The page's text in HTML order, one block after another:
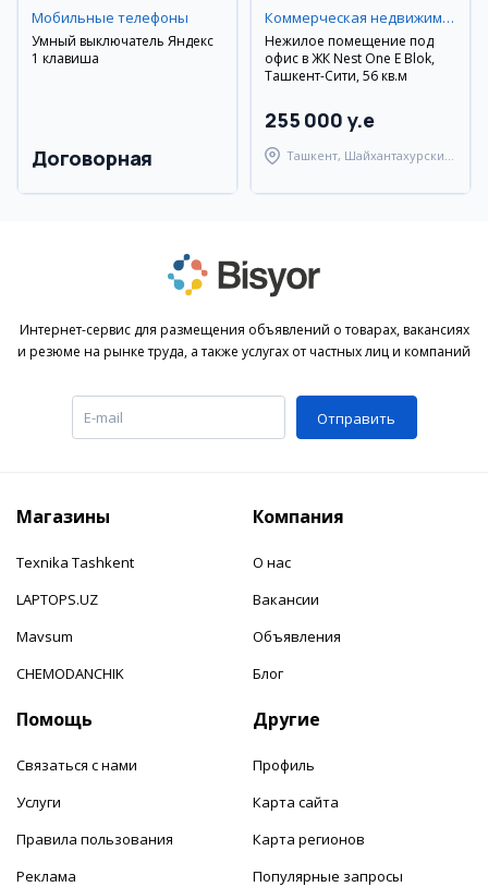
Мобильные телефоны
Умный выключатель Яндекс
1 клавиша
Договорная
Коммерческая недвижимость
Нежилое помещение под
офис в ЖК Nest One E Blok,
Ташкент-Сити, 56 кв.м
255 000 y.e
Ташкент, Шайхантахурский
Интернет-сервис для размещения объявлений о товарах, вакансиях
и резюме на рынке труда, а также услугах от частных лиц и компаний
Отправить
Магазины
Texnika Tashkent
LAPTOPS.UZ
Mavsum
CHEMODANCHIK
Компания
О нас
Вакансии
Объявления
Блог
Помощь
Связаться с нами
Услуги
Правила пользования
Реклама
Другие
Профиль
Карта сайта
Карта регионов
Популярные запросы